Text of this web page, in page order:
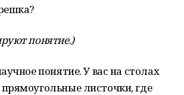
понятие.)
понятие. У вас на столах
листочки, где